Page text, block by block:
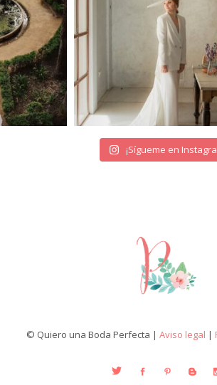
¡Sígueme en
© Quiero una Boda Perfecta | Aviso legal |